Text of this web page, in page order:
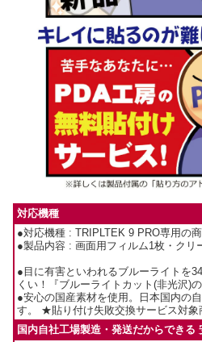
対応機種
●対応機種 : TRIPLTEK 9 PRO専用の商
●製品内容 : 画面用フィルム1枚・クリ
●目に有害といわれるブルーライトを
くい！『ブルーライトカット(非光沢)の
●安心の国産素材を使用。日本国内の
す。 ★貼り付け失敗交換サービス対
国内自社工場製造・発送だからできる